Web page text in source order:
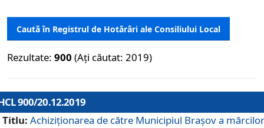
Caută în Registrul de Hotărâri ale Consiliului Local
Rezultate: 900 (Ați căutat: 2019)
900/20.12.2019
Titlu: Achiziționarea de către Municipiul Brașov a mărcilor